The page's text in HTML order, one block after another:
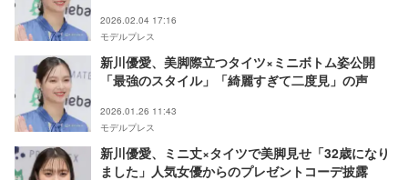
2026.02.04 17:16
モデルプレス
新川優愛、美脚際立つタイツ×ミニボトム姿公開
「最強のスタイル」「綺麗すぎて二度見」の声
2026.01.26 11:43
モデルプレス
新川優愛、ミニ丈×タイツで美脚見せ「32歳になり
ました」人気女優からのプレゼントコーデ披露